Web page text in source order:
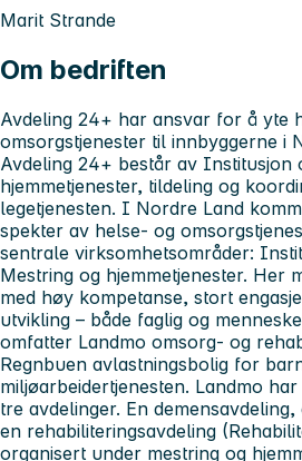
Marit Strande
Om bedriften
Avdeling 24+ har ansvar for å yte
omsorgstjenester til innbyggerne i
Avdeling 24+ består av Institusjon
hjemmetjenester, tildeling og
legetjenesten. I Nordre Land
spekter av helse- og
sentrale virksomhetsområder:
Mestring og hjemmetjenester. Her
med høy kompetanse, stort
utvikling – både faglig og
omfatter Landmo omsorg- og
Regnbuen avlastningsbolig for
miljøarbeidertjenesten. Landmo
tre avdelinger. En
en rehabiliteringsavdeling
organisert under mestring og